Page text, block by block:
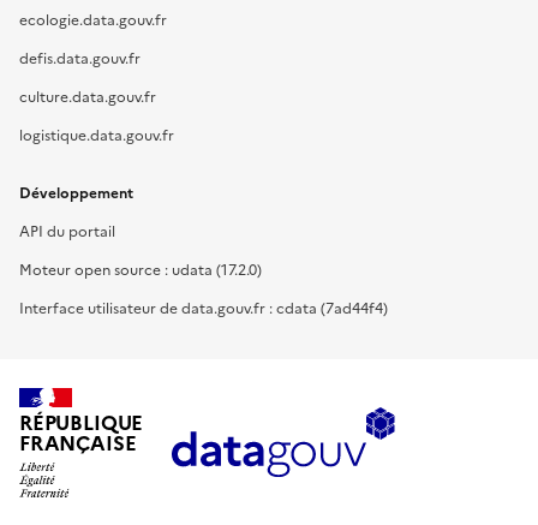
ecologie.data.gouv.fr
defis.data.gouv.fr
culture.data.gouv.fr
logistique.data.gouv.fr
Développement
API du portail
Moteur open source : udata (17.2.0)
Interface utilisateur de data.gouv.fr : cdata (7ad44f4)
RÉPUBLIQUE
FRANÇAISE